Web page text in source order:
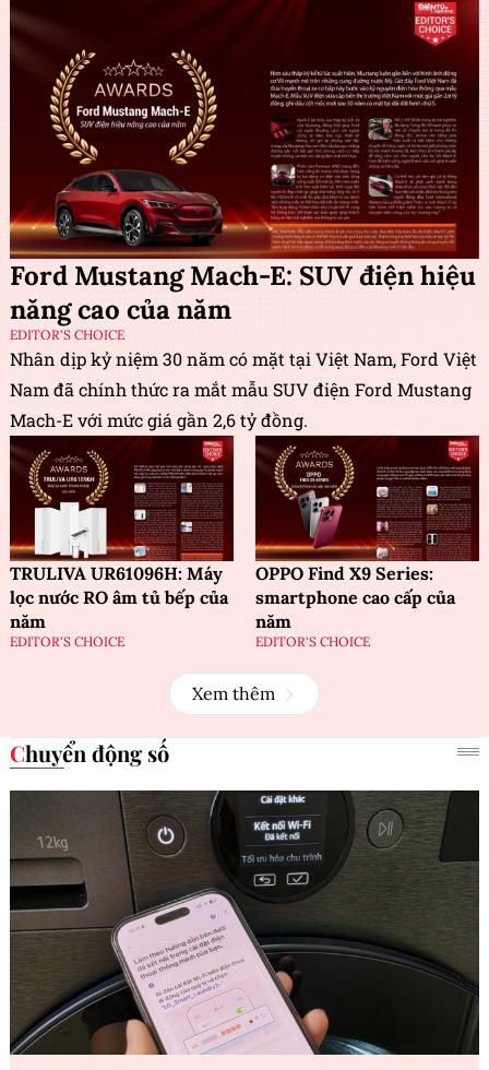
Ford Mustang Mach-E: SUV điện hiệu
năng cao của năm
EDITOR'S CHOICE
Nhân dịp kỷ niệm 30 năm có mặt tại Việt Nam, Ford Việt
Nam đã chính thức ra mắt mẫu SUV điện Ford Mustang
Mach-E với mức giá gần 2,6 tỷ đồng.
TRULIVA UR61096H: Máy
lọc nước RO âm tủ bếp của
năm
EDITOR'S CHOICE
OPPO Find X9 Series:
smartphone cao cấp của
năm
EDITOR'S CHOICE
Xem thêm
Chuyển động số